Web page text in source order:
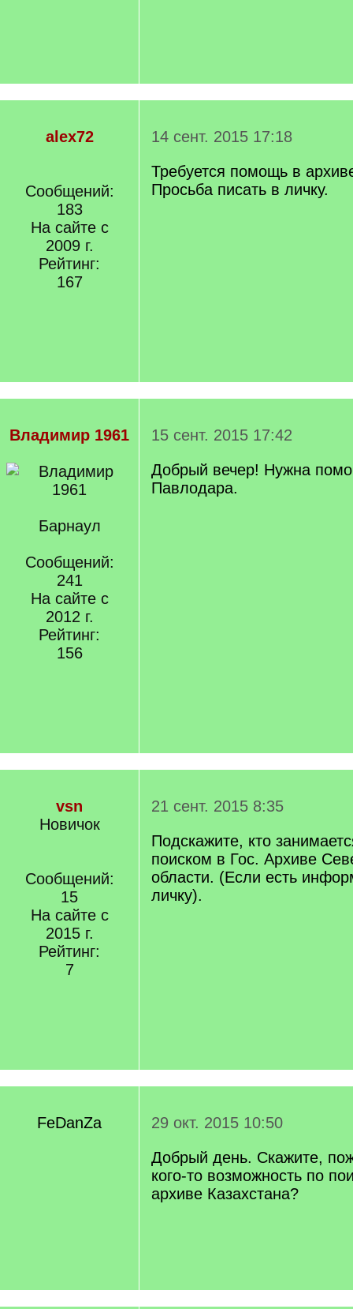
alex72
Сообщений:
183
На сайте с
2009 г.
Рейтинг:
167
14 сент. 2015 17:18
Требуется помощь в
Просьба писать в личку.
Владимир 1961
Барнаул
Сообщений:
241
На сайте с
2012 г.
Рейтинг:
156
15 сент. 2015 17:42
Добрый вечер! Нужна
Павлодара.
vsn
Новичок
Сообщений:
15
На сайте с
2015 г.
Рейтинг:
7
21 сент. 2015 8:35
Подскажите, кто
поиском в Гос. Архиве
области. (Если есть
личку).
FeDanZa
29 окт. 2015 10:50
Добрый день. Скажите,
кого-то возможность по
архиве Казахстана?